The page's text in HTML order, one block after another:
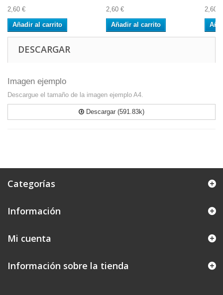
2,60 €
Añadir al carrito
2,60 €
Añadir al carrito
2,60 €
DESCARGAR
Imagen ejemplo
Descargue el tamaño de la imagen ejemplo A4.
Descargar (591.83k)
Categorías
Información
Mi cuenta
Información sobre la tienda